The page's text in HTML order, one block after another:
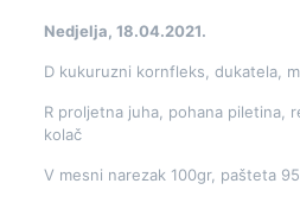
Nedjelja, 18.04.2021.
D kukuruzni kornfleks, dukatela,
R proljetna juha, pohana piletina,
kolač
V mesni narezak 100gr, pašteta